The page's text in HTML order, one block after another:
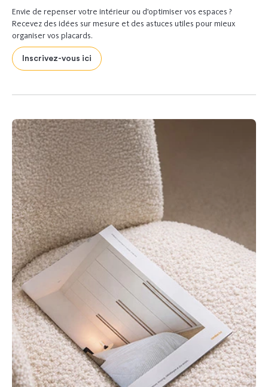
Envie de repenser votre intérieur ou d’optimiser vos espaces ?
Recevez des idées sur mesure et des astuces utiles pour mieux
organiser vos placards.
Inscrivez-vous ici